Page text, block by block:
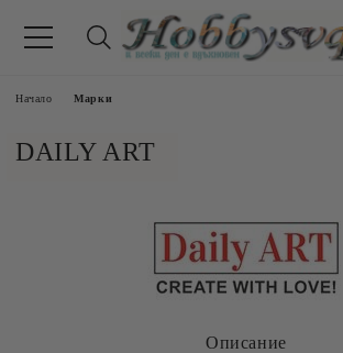
Начало Марки
DAILY ART
Описание